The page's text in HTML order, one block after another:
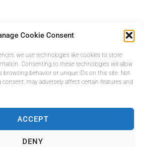
Cookie Consent
we use technologies like cookies to store
Consenting to these technologies will allow
browsing behavior or unique IDs on this site. Not
may adversely affect certain features and
ACCEPT
DENY
All Rights Reserved.